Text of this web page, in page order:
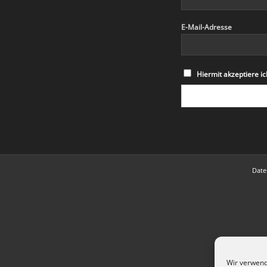
Wir
E-Mail-Adresse
Hiermit akzeptiere